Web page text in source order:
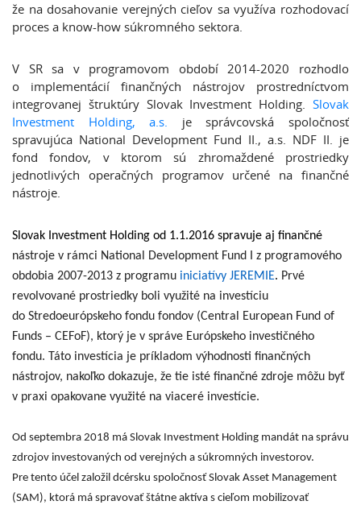
že na dosahovanie verejných cieľov sa využíva rozhodovací
proces a know-how súkromného sektora.
V SR sa v programovom období 2014-2020 rozhodlo
o implementácií finančných nástrojov prostredníctvom
integrovanej štruktúry Slovak Investment Holding. Slovak
Investment Holding, a.s. je správcovská spoločnosť
spravujúca National Development Fund II., a.s. NDF II. je
fond fondov, v ktorom sú zhromaždené prostriedky
jednotlivých operačných programov určené na finančné
nástroje.
Slovak Investment Holding od 1.1.2016 spravuje aj finančné
nástroje v rámci National Development Fund I z programového
obdobia 2007-2013 z programu iniciatívy JEREMIE. Prvé
revolvované prostriedky boli využité na investíciu
do Stredoeurópskeho fondu fondov (Central European Fund of
Funds – CEFoF), ktorý je v správe Európskeho investičného
fondu. Táto investícia je príkladom výhodnosti finančných
nástrojov, nakoľko dokazuje, že tie isté finančné zdroje môžu byť
v praxi opakovane využité na viaceré investície.
Od septembra 2018 má Slovak Investment Holding mandát na správu
zdrojov investovaných od verejných a súkromných investorov.
Pre tento účel založil dcérsku spoločnosť Slovak Asset Management
(SAM), ktorá má spravovať štátne aktíva s cieľom mobilizovať